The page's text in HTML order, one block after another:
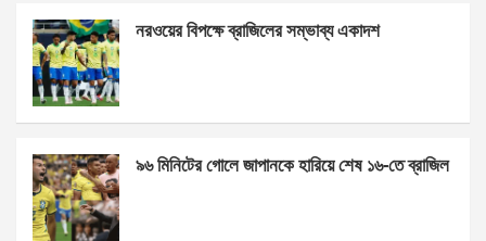
b
o
o
k
n
g
er
s
p
e
নরওয়ের বিপক্ষে ব্রাজিলের সম্ভাব্য একাদশ
৯৬ মিনিটের গোলে জাপানকে হারিয়ে শেষ ১৬-তে ব্রাজিল